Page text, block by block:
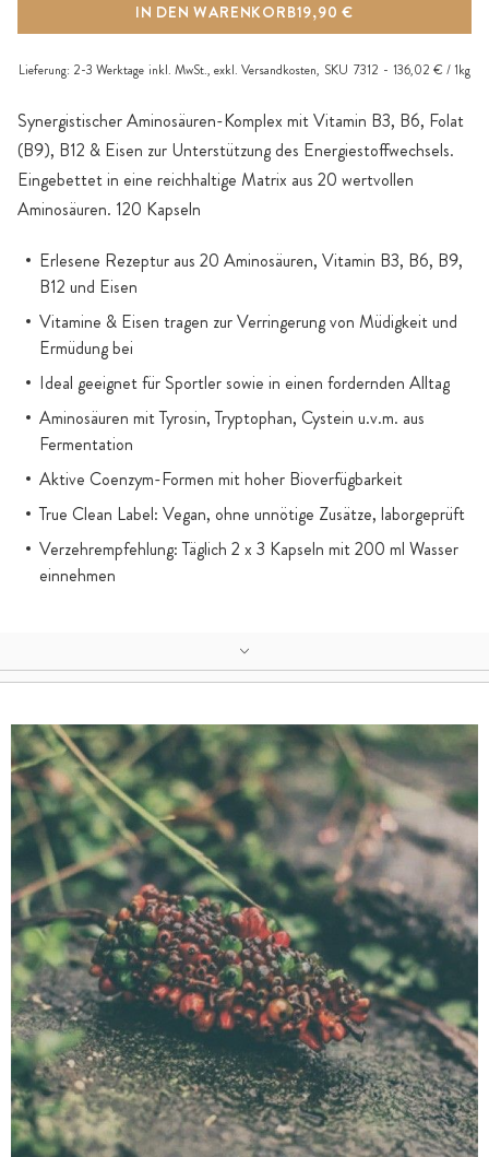
Synergistischer Aminosäuren-Komplex mit Vitamin B3, B6, Folat
(B9), B12 & Eisen zur Unterstützung des Energiestoffwechsels.
Eingebettet in eine reichhaltige Matrix aus 20 wertvollen
Aminosäuren. 120 Kapseln
Erlesene Rezeptur aus 20 Aminosäuren, Vitamin B3, B6, B9,
B12 und Eisen
Vitamine & Eisen tragen zur Verringerung von Müdigkeit und
Ermüdung bei
Ideal geeignet für Sportler sowie in einen fordernden Alltag
Aminosäuren mit Tyrosin, Tryptophan, Cystein u.v.m. aus
Fermentation
Aktive Coenzym-Formen mit hoher Bioverfügbarkeit
True Clean Label: Vegan, ohne unnötige Zusätze, laborgeprüft
Verzehrempfehlung: Täglich 2 x 3 Kapseln mit 200 ml Wasser
einnehmen
IN DEN WARENKORB19,90 €
Lieferung: 2-3 Werktage inkl. MwSt., exkl. Versandkosten, SKU 7312 136,02 € / 1kg